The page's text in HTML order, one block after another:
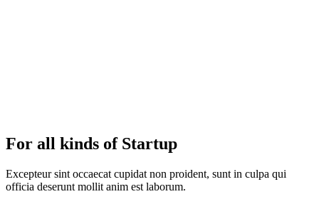
For all kinds of Startup
Excepteur sint occaecat cupidat non proident, sunt in culpa qui
officia deserunt mollit anim est laborum.